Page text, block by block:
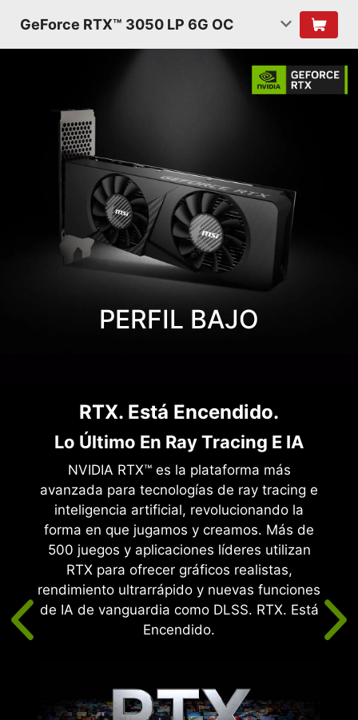
GeForce RTX™ 3050 LP 6G OC
PERFIL BAJO
y
RTX. Está Encendido.
Lo Último En Ray Tracing E IA
NVIDIA RTX™ es la plataforma más
avanzada para tecnologías de ray tracing e
inteligencia artificial, revolucionando la
forma en que jugamos y creamos. Más de
500 juegos y aplicaciones líderes utilizan
RTX para ofrecer gráficos realistas,
rendimiento ultrarrápido y nuevas funciones
de IA de vanguardia como DLSS. RTX. Está
Encendido.